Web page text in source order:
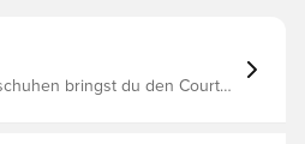
bringst du den Court